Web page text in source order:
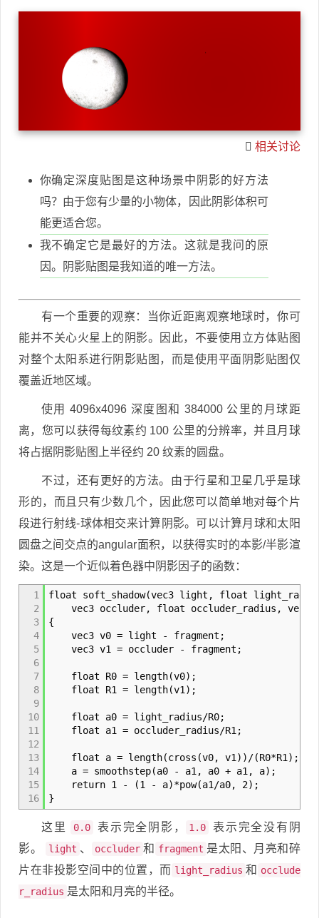
相关讨论
你确定深度贴图是这种场景中阴影的好方法
吗？由于您有少量的小物体，因此阴影体积可
能更适合您。
我不确定它是最好的方法。这就是我问的原
因。阴影贴图是我知道的唯一方法。
有一个重要的观察：当你近距离观察地球时，你可
能并不关心火星上的阴影。因此，不要使用立方体贴图
对整个太阳系进行阴影贴图，而是使用平面阴影贴图仅
覆盖近地区域。
使用 4096x4096 深度图和 384000 公里的月球距
离，您可以获得每纹素约 100 公里的分辨率，并且月球
将占据阴影贴图上半径约 20 纹素的圆盘。
不过，还有更好的方法。由于行星和卫星几乎是球
形的，而且只有少数几个，因此您可以简单地对每个片
段进行射线-球体相交来计算阴影。可以计算月球和太阳
圆盘之间交点的angular面积，以获得实时的本影/半影渲
染。这是一个近似着色器中阴影因子的函数：
1
2
3
4
5
6
7
8
9
10
11
12
13
14
15
16
float soft_shadow(vec3 light, float
vec3 occluder, float occluder_radius, vec3
{
vec3 v0 = light - fragment;
vec3 v1 = occluder - fragment;
float R0 = length(v0);
float R1 = length(v1);
float a0 = light_radius/R0;
float a1 = occluder_radius/R1;
float a = length(cross(v0, v1))/(R0*R1);
a = smoothstep(a0 - a1, a0 + a1, a);
return 1 - (1 - a)*pow(a1/a0, 2);
}
这里 0.0 表示完全阴影， 1.0
表示完全没有阴
影。
light 、 occluder 和 fragment 是太阳、月亮和碎
片在非投影空间中的位置，而 light_radius 和 occlude
r_radius 是太阳和月亮的半径。